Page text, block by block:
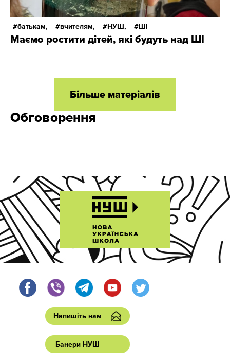
батькам, вчителям, НУШ, ШІ
Маємо ростити дітей, які будуть над ШІ
Більше матеріалів
Обговорення
Напишіть нам
Банери НУШ